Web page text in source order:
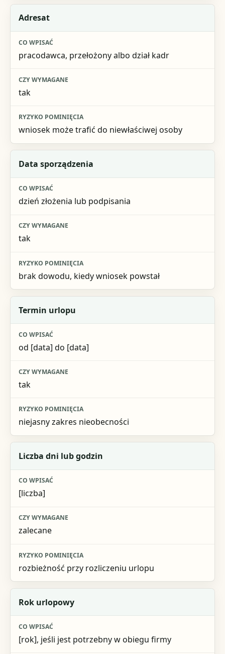
Adresat
pracodawca, przełożony albo dział kadr
tak
wniosek może trafić do niewłaściwej osoby
Data sporządzenia
dzień złożenia lub podpisania
tak
brak dowodu, kiedy wniosek powstał
Termin urlopu
od [data] do [data]
tak
niejasny zakres nieobecności
Liczba dni lub godzin
[liczba]
zalecane
rozbieżność przy rozliczeniu urlopu
Rok urlopowy
[rok], jeśli jest potrzebny w obiegu firmy